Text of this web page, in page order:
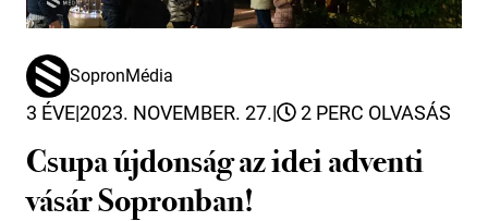
SopronMédia
3 ÉVE|2023. NOVEMBER. 27.| 2 PERC OLVASÁS
Csupa újdonság az idei adventi
vásár Sopronban!